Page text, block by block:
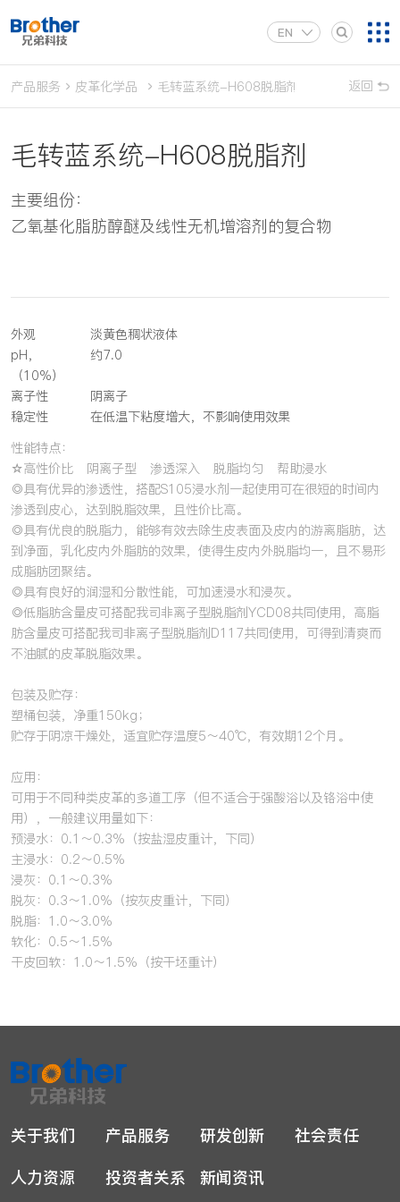
EN
产品服务 皮革化学品 毛转蓝系统-H608脱脂剂 返回
毛转蓝系统-H608脱脂剂
主要组份：
乙氧基化脂肪醇醚及线性无机增溶剂的复合物
外观
淡黄色稠状液体
pH，
（10%）
约7.0
离子性
阴离子
稳定性
在低温下粘度增大，不影响使用效果
性能特点：
☆高性价比 阴离子型 渗透深入 脱脂均匀 帮助浸水
◎具有优异的渗透性，搭配S105浸水剂一起使用可在很短的时间内
渗透到皮心，达到脱脂效果，且性价比高。
◎具有优良的脱脂力，能够有效去除生皮表面及皮内的游离脂肪，达
到净面，乳化皮内外脂肪的效果，使得生皮内外脱脂均一，且不易形
成脂肪团聚结。
◎具有良好的润湿和分散性能，可加速浸水和浸灰。
◎低脂肪含量皮可搭配我司非离子型脱脂剂YCD08共同使用，高脂
肪含量皮可搭配我司非离子型脱脂剂D117共同使用，可得到清爽而
不油腻的皮革脱脂效果。
包装及贮存：
塑桶包装，净重150kg；
贮存于阴凉干燥处，适宜贮存温度5～40℃，有效期12个月。
应用：
可用于不同种类皮革的多道工序（但不适合于强酸浴以及铬浴中使
用），一般建议用量如下：
预浸水：0.1～0.3%（按盐湿皮重计，下同）
主浸水：0.2～0.5%
浸灰：0.1～0.3%
脱灰：0.3～1.0%（按灰皮重计，下同）
脱脂：1.0～3.0%
软化：0.5～1.5%
干皮回软：1.0～1.5%（按干坯重计）
关于我们 产品服务 研发创新
社会责任
人力资源
投资者关系 新闻资讯